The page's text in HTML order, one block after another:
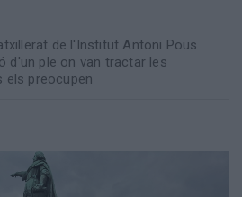
de l'Institut Antoni Pous
d'un ple on van tractar les
els preocupen